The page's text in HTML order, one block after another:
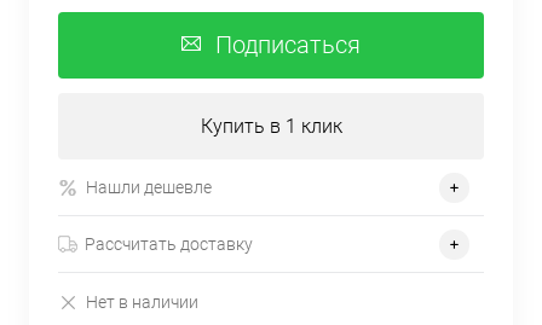
Подписаться
Купить в 1 клик
Нашли дешевле
Рассчитать доставку
Нет в наличии